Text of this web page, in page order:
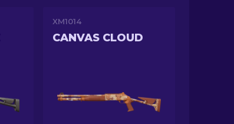
XM1014
CANVAS CLOUD